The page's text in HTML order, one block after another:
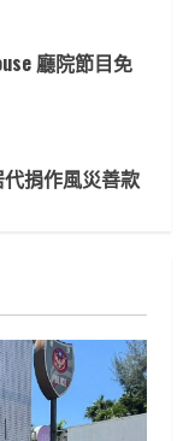
廳院節目免
捐作風災善款